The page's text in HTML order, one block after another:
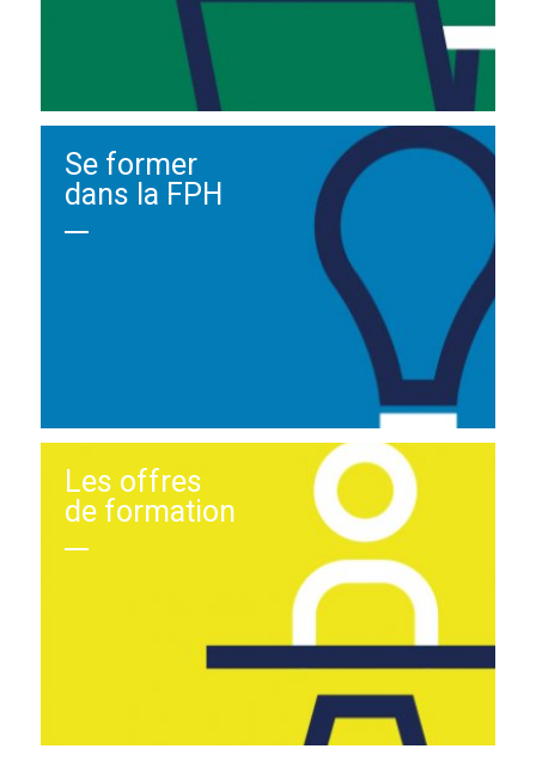
Se former
dans la FPH
Les offres
de formation